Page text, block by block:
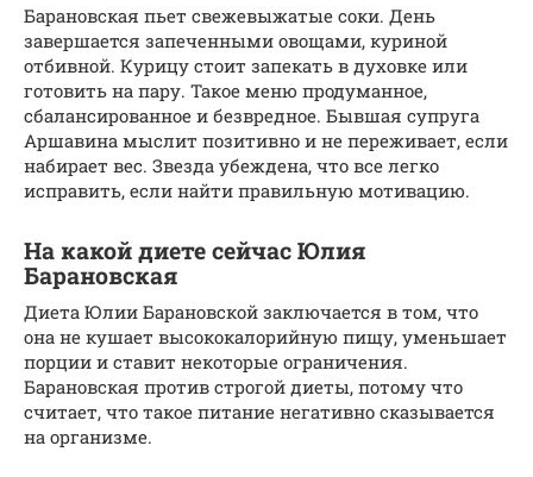
Барановская пьет свежевыжатые соки. День
завершается запеченными овощами, куриной
отбивной. Курицу стоит запекать в духовке или
готовить на пару. Такое меню продуманное,
сбалансированное и безвредное. Бывшая супруга
Аршавина мыслит позитивно и не переживает, если
набирает вес. Звезда убеждена, что все легко
исправить, если найти правильную мотивацию.
На какой диете сейчас Юлия
Барановская
Диета Юлии Барановской заключается в том, что
она не кушает высококалорийную пищу, уменьшает
порции и ставит некоторые ограничения.
Барановская против строгой диеты, потому что
считает, что такое питание негативно сказывается
на организме.